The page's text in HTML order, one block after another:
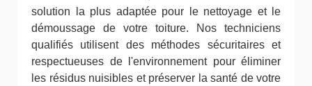
solution la plus adaptée pour le nettoyage et le
démoussage de votre toiture. Nos techniciens
qualifiés utilisent des méthodes sécuritaires et
respectueuses de l'environnement pour éliminer
les résidus nuisibles et préserver la santé de votre